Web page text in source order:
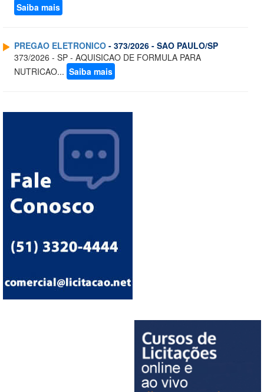
Saiba mais
PREGAO ELETRONICO - 373/2026 - SAO PAULO/SP
373/2026 - SP - AQUISICAO DE FORMULA PARA
NUTRICAO... Saiba mais